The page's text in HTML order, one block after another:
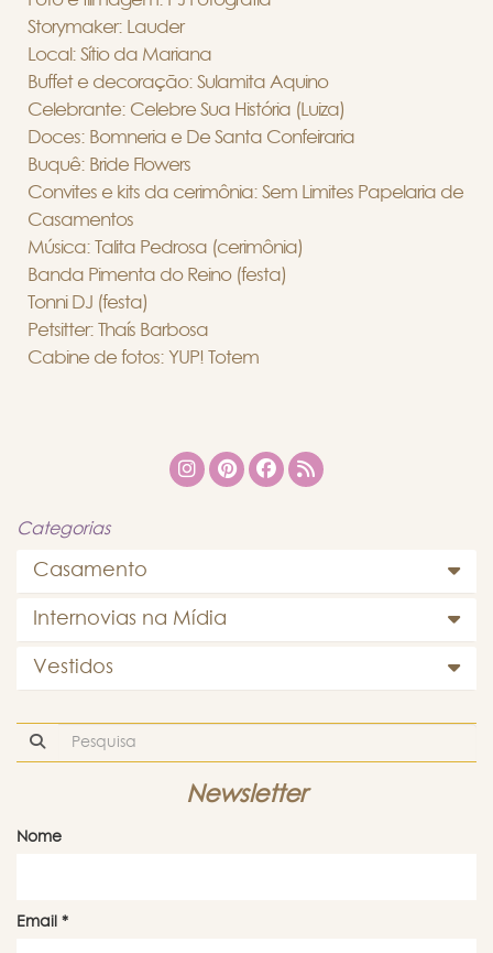
Storymaker: Lauder
Local: Sítio da Mariana
Buffet e decoração: Sulamita Aquino
Celebrante: Celebre Sua História (Luiza)
Doces: Bomneria e De Santa Confeiraria
Buquê: Bride Flowers
Convites e kits da cerimônia: Sem Limites Papelaria de
Casamentos
Música: Talita Pedrosa (cerimônia)
Banda Pimenta do Reino (festa)
Tonni DJ (festa)
Petsitter: Thaís Barbosa
Cabine de fotos: YUP! Totem
Categorias
Casamento
Internovias na Mídia
Vestidos
Newsletter
Nome
Email *